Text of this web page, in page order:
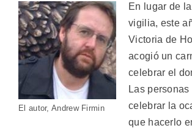
El autor, Andrew Firmin
En lugar de
vigilia, este
Victoria de
acogió un
celebrar el
Las
celebrar la
que hacerlo